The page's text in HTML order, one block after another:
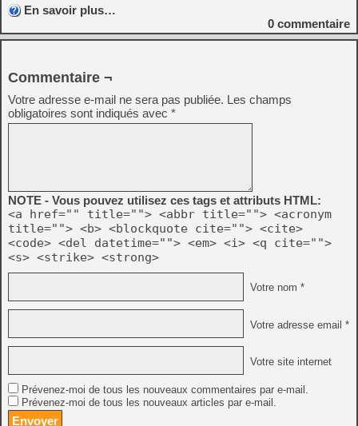
En savoir plus…
0 commentaire
Commentaire ¬
Votre adresse e-mail ne sera pas publiée. Les champs
obligatoires sont indiqués avec *
NOTE - Vous pouvez utilisez ces tags et attributs HTML:
<a href="" title=""> <abbr title=""> <acronym
title=""> <b> <blockquote cite=""> <cite>
<code> <del datetime=""> <em> <i> <q cite="">
<s> <strike> <strong>
Votre nom *
Votre adresse email *
Votre site internet
Prévenez-moi de tous les nouveaux commentaires par e-mail.
Prévenez-moi de tous les nouveaux articles par e-mail.